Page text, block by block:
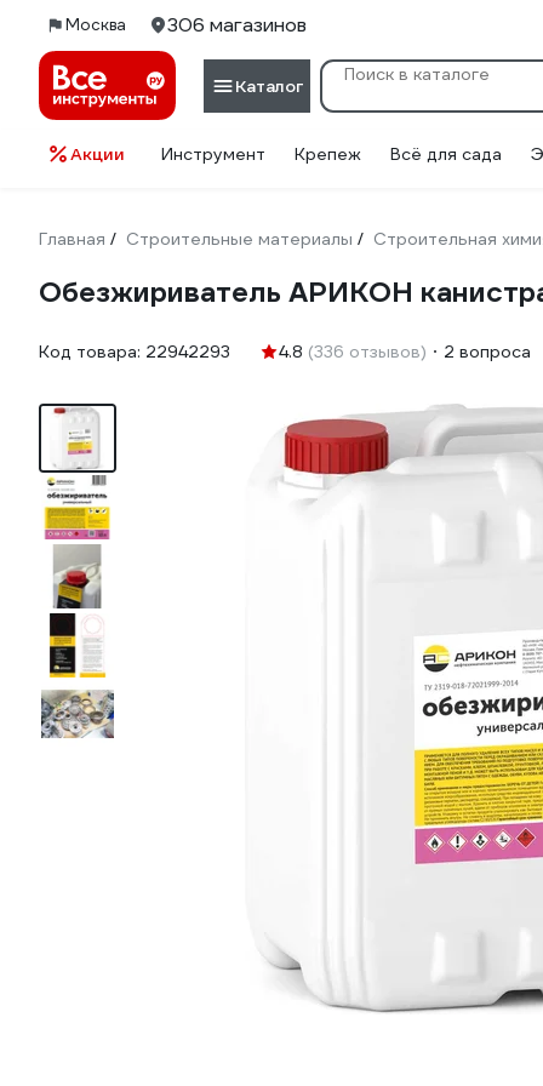
Москва 306 магазинов
Каталог
Акции Инструмент Крепеж Всё для сада
Главная / Строительные материалы / Строительная
Обезжириватель АРИКОН
Код товара: 22942293 4.8 (336 отзывов) 2 вопроса